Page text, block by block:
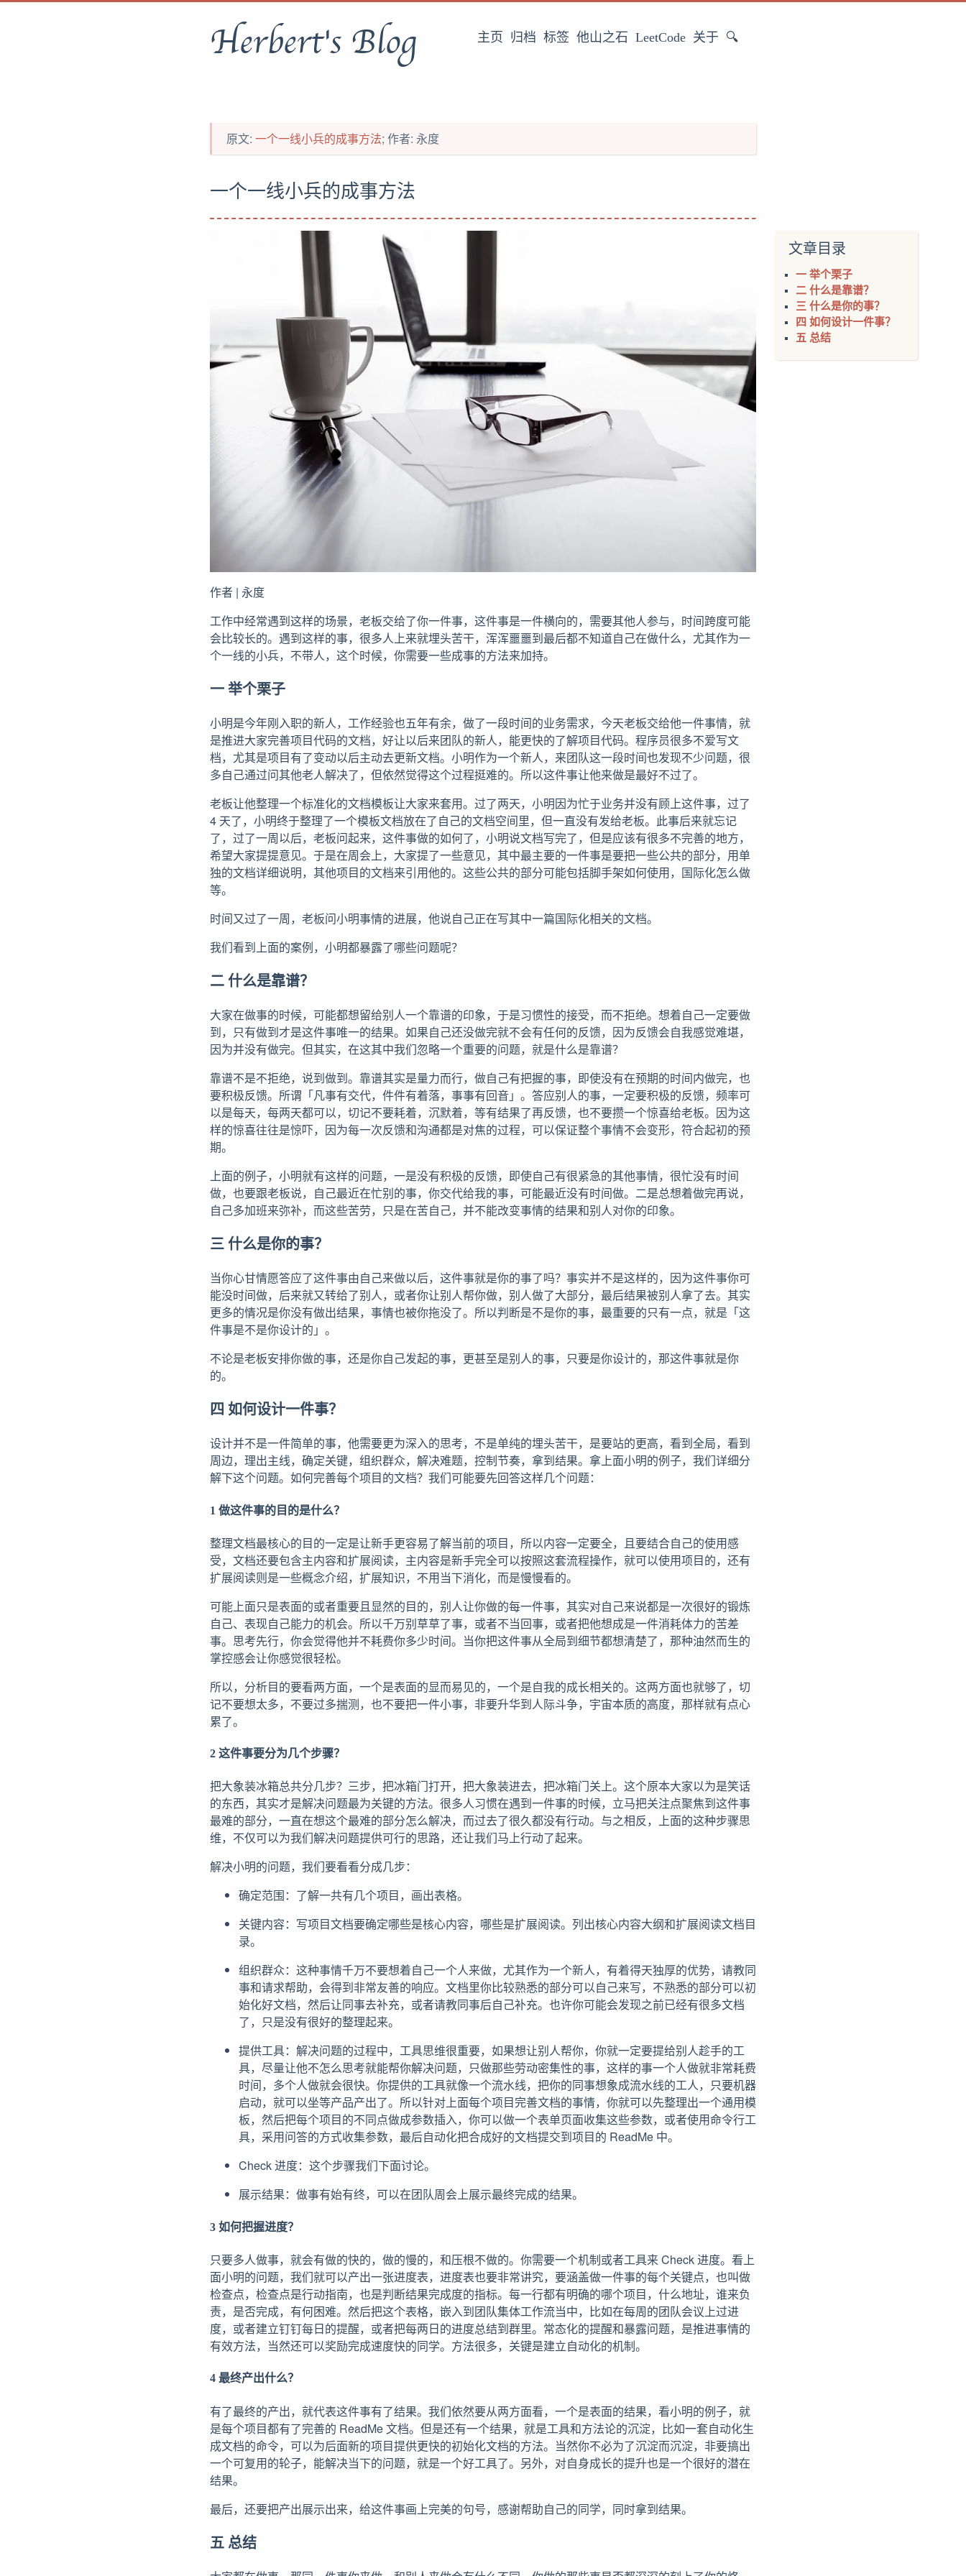
Herbert's Blog 主页 归档 标签 他山之石 LeetCode 关于 🔍
原文: 一个一线小兵的成事方法; 作者: 永度
一个一线小兵的成事方法
文章目录
一 举个栗子
二 什么是靠谱？
三 什么是你的事？
四 如何设计一件事？
五 总结
作者 | 永度
工作中经常遇到这样的场景，老板交给了你一件事，这件事是一件横向的，需要其他人参与，时间跨度可能
会比较长的。遇到这样的事，很多人上来就埋头苦干，浑浑噩噩到最后都不知道自己在做什么，尤其作为一
个一线的小兵，不带人，这个时候，你需要一些成事的方法来加持。
一 举个栗子
小明是今年刚入职的新人，工作经验也五年有余，做了一段时间的业务需求，今天老板交给他一件事情，就
是推进大家完善项目代码的文档，好让以后来团队的新人，能更快的了解项目代码。程序员很多不爱写文
档，尤其是项目有了变动以后主动去更新文档。小明作为一个新人，来团队这一段时间也发现不少问题，很
多自己通过问其他老人解决了，但依然觉得这个过程挺难的。所以这件事让他来做是最好不过了。
老板让他整理一个标准化的文档模板让大家来套用。过了两天，小明因为忙于业务并没有顾上这件事，过了
4 天了，小明终于整理了一个模板文档放在了自己的文档空间里，但一直没有发给老板。此事后来就忘记
了，过了一周以后，老板问起来，这件事做的如何了，小明说文档写完了，但是应该有很多不完善的地方，
希望大家提提意见。于是在周会上，大家提了一些意见，其中最主要的一件事是要把一些公共的部分，用单
独的文档详细说明，其他项目的文档来引用他的。这些公共的部分可能包括脚手架如何使用，国际化怎么做
等。
时间又过了一周，老板问小明事情的进展，他说自己正在写其中一篇国际化相关的文档。
我们看到上面的案例，小明都暴露了哪些问题呢？
二 什么是靠谱？
大家在做事的时候，可能都想留给别人一个靠谱的印象，于是习惯性的接受，而不拒绝。想着自己一定要做
到，只有做到才是这件事唯一的结果。如果自己还没做完就不会有任何的反馈，因为反馈会自我感觉难堪，
因为并没有做完。但其实，在这其中我们忽略一个重要的问题，就是什么是靠谱？
靠谱不是不拒绝，说到做到。靠谱其实是量力而行，做自己有把握的事，即使没有在预期的时间内做完，也
要积极反馈。所谓「凡事有交代，件件有着落，事事有回音」。答应别人的事，一定要积极的反馈，频率可
以是每天，每两天都可以，切记不要耗着，沉默着，等有结果了再反馈，也不要攒一个惊喜给老板。因为这
样的惊喜往往是惊吓，因为每一次反馈和沟通都是对焦的过程，可以保证整个事情不会变形，符合起初的预
期。
上面的例子，小明就有这样的问题，一是没有积极的反馈，即使自己有很紧急的其他事情，很忙没有时间
做，也要跟老板说，自己最近在忙别的事，你交代给我的事，可能最近没有时间做。二是总想着做完再说，
自己多加班来弥补，而这些苦劳，只是在苦自己，并不能改变事情的结果和别人对你的印象。
三 什么是你的事？
当你心甘情愿答应了这件事由自己来做以后，这件事就是你的事了吗？事实并不是这样的，因为这件事你可
能没时间做，后来就又转给了别人，或者你让别人帮你做，别人做了大部分，最后结果被别人拿了去。其实
更多的情况是你没有做出结果，事情也被你拖没了。所以判断是不是你的事，最重要的只有一点，就是「这
件事是不是你设计的」。
不论是老板安排你做的事，还是你自己发起的事，更甚至是别人的事，只要是你设计的，那这件事就是你
的。
四 如何设计一件事？
设计并不是一件简单的事，他需要更为深入的思考，不是单纯的埋头苦干，是要站的更高，看到全局，看到
周边，理出主线，确定关键，组织群众，解决难题，控制节奏，拿到结果。拿上面小明的例子，我们详细分
解下这个问题。如何完善每个项目的文档？我们可能要先回答这样几个问题：
1 做这件事的目的是什么？
整理文档最核心的目的一定是让新手更容易了解当前的项目，所以内容一定要全，且要结合自己的使用感
受，文档还要包含主内容和扩展阅读，主内容是新手完全可以按照这套流程操作，就可以使用项目的，还有
扩展阅读则是一些概念介绍，扩展知识，不用当下消化，而是慢慢看的。
可能上面只是表面的或者重要且显然的目的，别人让你做的每一件事，其实对自己来说都是一次很好的锻炼
自己、表现自己能力的机会。所以千万别草草了事，或者不当回事，或者把他想成是一件消耗体力的苦差
事。思考先行，你会觉得他并不耗费你多少时间。当你把这件事从全局到细节都想清楚了，那种油然而生的
掌控感会让你感觉很轻松。
所以，分析目的要看两方面，一个是表面的显而易见的，一个是自我的成长相关的。这两方面也就够了，切
记不要想太多，不要过多揣测，也不要把一件小事，非要升华到人际斗争，宇宙本质的高度，那样就有点心
累了。
2 这件事要分为几个步骤？
把大象装冰箱总共分几步？三步，把冰箱门打开，把大象装进去，把冰箱门关上。这个原本大家以为是笑话
的东西，其实才是解决问题最为关键的方法。很多人习惯在遇到一件事的时候，立马把关注点聚焦到这件事
最难的部分，一直在想这个最难的部分怎么解决，而过去了很久都没有行动。与之相反，上面的这种步骤思
维，不仅可以为我们解决问题提供可行的思路，还让我们马上行动了起来。
解决小明的问题，我们要看看分成几步：
确定范围：了解一共有几个项目，画出表格。
关键内容：写项目文档要确定哪些是核心内容，哪些是扩展阅读。列出核心内容大纲和扩展阅读文档目
录。
组织群众：这种事情千万不要想着自己一个人来做，尤其作为一个新人，有着得天独厚的优势，请教同
事和请求帮助，会得到非常友善的响应。文档里你比较熟悉的部分可以自己来写，不熟悉的部分可以初
始化好文档，然后让同事去补充，或者请教同事后自己补充。也许你可能会发现之前已经有很多文档
了，只是没有很好的整理起来。
提供工具：解决问题的过程中，工具思维很重要，如果想让别人帮你，你就一定要提给别人趁手的工
具，尽量让他不怎么思考就能帮你解决问题，只做那些劳动密集性的事，这样的事一个人做就非常耗费
时间，多个人做就会很快。你提供的工具就像一个流水线，把你的同事想象成流水线的工人，只要机器
启动，就可以坐等产品产出了。所以针对上面每个项目完善文档的事情，你就可以先整理出一个通用模
板，然后把每个项目的不同点做成参数插入，你可以做一个表单页面收集这些参数，或者使用命令行工
具，采用问答的方式收集参数，最后自动化把合成好的文档提交到项目的 ReadMe 中。
Check 进度：这个步骤我们下面讨论。
展示结果：做事有始有终，可以在团队周会上展示最终完成的结果。
3 如何把握进度？
只要多人做事，就会有做的快的，做的慢的，和压根不做的。你需要一个机制或者工具来 Check 进度。看上
面小明的问题，我们就可以产出一张进度表，进度表也要非常讲究，要涵盖做一件事的每个关键点，也叫做
检查点，检查点是行动指南，也是判断结果完成度的指标。每一行都有明确的哪个项目，什么地址，谁来负
责，是否完成，有何困难。然后把这个表格，嵌入到团队集体工作流当中，比如在每周的团队会议上过进
度，或者建立钉钉每日的提醒，或者把每两日的进度总结到群里。常态化的提醒和暴露问题，是推进事情的
有效方法，当然还可以奖励完成速度快的同学。方法很多，关键是建立自动化的机制。
4 最终产出什么？
有了最终的产出，就代表这件事有了结果。我们依然要从两方面看，一个是表面的结果，看小明的例子，就
是每个项目都有了完善的 ReadMe 文档。但是还有一个结果，就是工具和方法论的沉淀，比如一套自动化生
成文档的命令，可以为后面新的项目提供更快的初始化文档的方法。当然你不必为了沉淀而沉淀，非要搞出
一个可复用的轮子，能解决当下的问题，就是一个好工具了。另外，对自身成长的提升也是一个很好的潜在
结果。
最后，还要把产出展示出来，给这件事画上完美的句号，感谢帮助自己的同学，同时拿到结果。
五 总结